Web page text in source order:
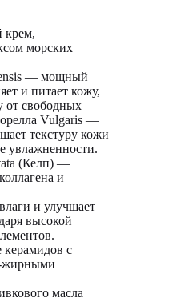
крем,
морских
— мощный
и питает кожу,
от свободных
Vulgaris —
текстуру кожи
увлажненности.
(Келп) —
и
и улучшает
высокой
с
жирными
масла